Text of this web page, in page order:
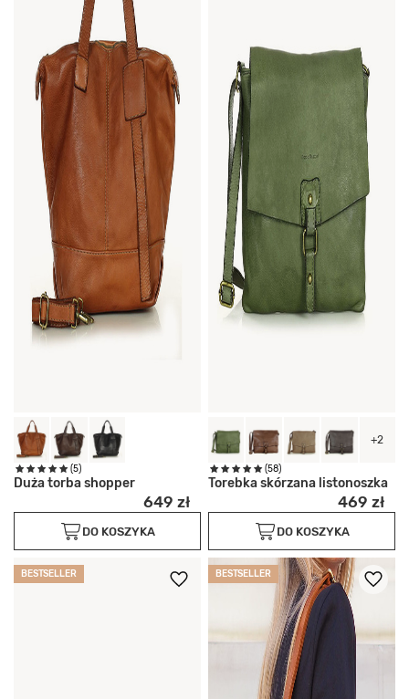
(5)
Duża torba shopper
649 zł
DO KOSZYKA
+2
(58)
Torebka skórzana listonoszka
469 zł
DO KOSZYKA
BESTSELLER BESTSELLER